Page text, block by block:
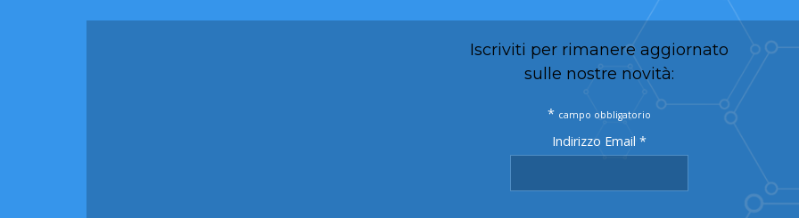
Iscriviti per rimanere aggiornato
sulle nostre novità:
* campo obbligatorio
Indirizzo Email *